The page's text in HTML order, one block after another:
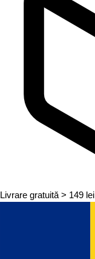
Livrare gratuită > 149 lei